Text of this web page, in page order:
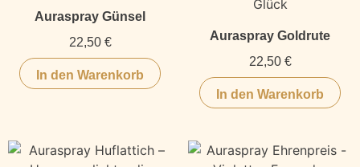
Auraspray Günsel
22,50 €
In den Warenkorb
Auraspray Goldrute
22,50 €
In den Warenkorb